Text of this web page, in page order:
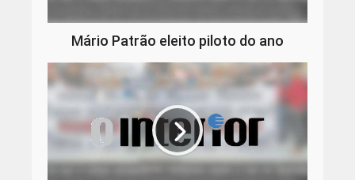
Mário Patrão eleito piloto do ano